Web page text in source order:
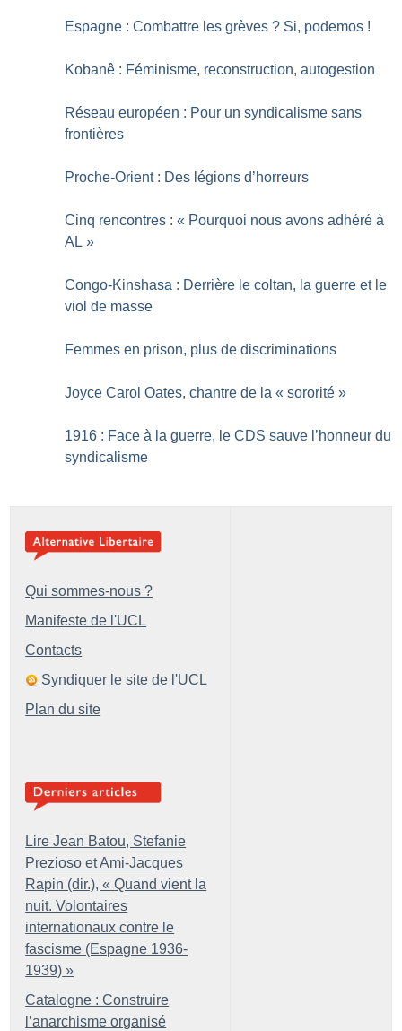
Espagne : Combattre les grèves ? Si, podemos !
Kobanê : Féminisme, reconstruction, autogestion
Réseau européen : Pour un syndicalisme sans
frontières
Proche-Orient : Des légions d’horreurs
Cinq rencontres : « Pourquoi nous avons adhéré à
AL »
Congo-Kinshasa : Derrière le coltan, la guerre et le
viol de masse
Femmes en prison, plus de discriminations
Joyce Carol Oates, chantre de la « sororité »
1916 : Face à la guerre, le CDS sauve l’honneur du
syndicalisme
Qui sommes-nous ?
Manifeste de l'UCL
Contacts
Syndiquer le site de l'UCL
Plan du site
Lire Jean Batou, Stefanie
Prezioso et Ami-Jacques
Rapin (dir.), « Quand vient la
nuit. Volontaires
internationaux contre le
fascisme (Espagne 1936-
1939) »
Catalogne : Construire
l’anarchisme organisé